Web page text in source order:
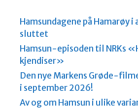
Hamsundagene på Hamarøy i
sluttet
Hamsun-episoden til NRKs
kjendiser»
Den nye Markens Grøde-
i september 2026!
Av og om Hamsun i ulike